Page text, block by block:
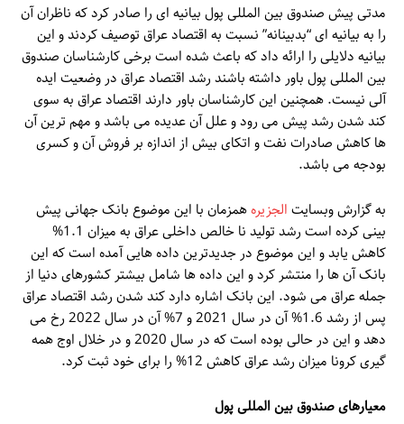
مدتی پیش صندوق بین المللی پول بیانیه ای را صادر کرد که ناظران آن
را به بیانیه ای “بدبینانه” نسبت به اقتصاد عراق توصیف کردند و این
بیانیه دلایلی را ارائه داد که باعث شده است برخی کارشناسان صندوق
بین المللی پول باور داشته باشند رشد اقتصاد عراق در وضعیت ایده
آلی نیست. همچنین این کارشناسان باور دارند اقتصاد عراق به سوی
کند شدن رشد پیش می رود و علل آن عدیده می باشد و مهم ترین آن
ها کاهش صادرات نفت و اتکای بیش از اندازه بر فروش آن و کسری
بودجه می باشد.
به گزارش وبسایتالجزیرههمزمان با این موضوع بانک جهانی پیش
بینی کرده است رشد تولید نا خالص داخلی عراق به میزان 1.1%
کاهش یابد و این موضوع در جدیدترین داده هایی آمده است که این
بانک آن ها را منتشر کرد و این داده ها شامل بیشتر کشورهای دنیا از
جمله عراق می شود. این بانک اشاره دارد کند شدن رشد اقتصاد عراق
پس از رشد 1.6% آن در سال 2021 و 7% آن در سال 2022 رخ می
دهد و این در حالی بوده است که در سال 2020 و در خلال اوج همه
گیری کرونا میزان رشد عراق کاهش 12% را برای خود ثبت کرد.
معیارهای صندوق بین المللی پول